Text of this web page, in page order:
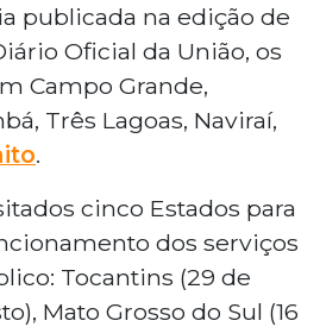
publicada na edição de
Oficial da União, os
Campo Grande,
Três Lagoas, Naviraí,
.
cinco Estados para
dos serviços
Tocantins (29 de
Mato Grosso do Sul (16